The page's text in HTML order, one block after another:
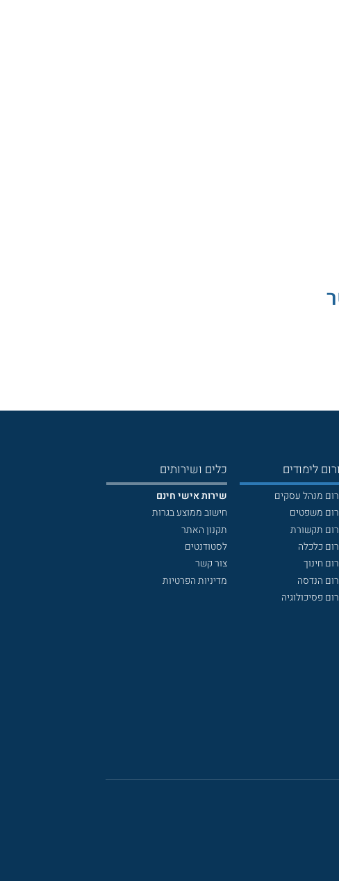
לימודים
מנהל עסקים
משפטים
תקשורת
כלכלה
חינוך
הנדסה
פסיכולוגיה
כלים ושירותים
שירות אישי חינם
חישוב ממוצע בגרות
תקנון האתר
לסטודנטים
צור קשר
מדיניות הפרטיות